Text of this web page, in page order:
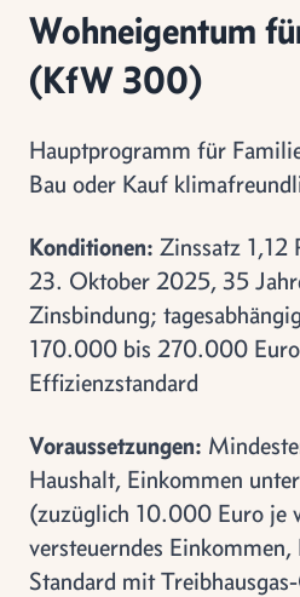
Wohneigentum
(KfW 300)
Hauptprogramm für
Bau oder Kauf
Konditionen: Zinssatz 1,12
23. Oktober 2025, 35
Zinsbindung;
170.000 bis 270.000 Euro
Effizienzstandard
Voraussetzungen:
Haushalt, Einkommen
(zuzüglich 10.000 Euro je
versteuerndes
Standard mit